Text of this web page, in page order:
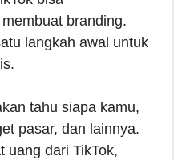
branding.
langkah awal untuk
tahu siapa kamu,
pasar, dan lainnya.
uang dari TikTok,